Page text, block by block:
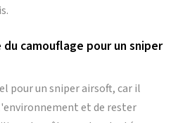
camouflage pour un sniper
pour un sniper airsoft, car il
et de rester